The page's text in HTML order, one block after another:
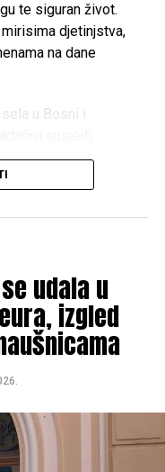
te siguran život.
djetinjstva,
na dane
u Bosni i
kuće i imanja. Tada
je kuću u Njemačkoj i
u jednim rukama,
Pero, pokazujući
čuvao krave.
udala u
izgled